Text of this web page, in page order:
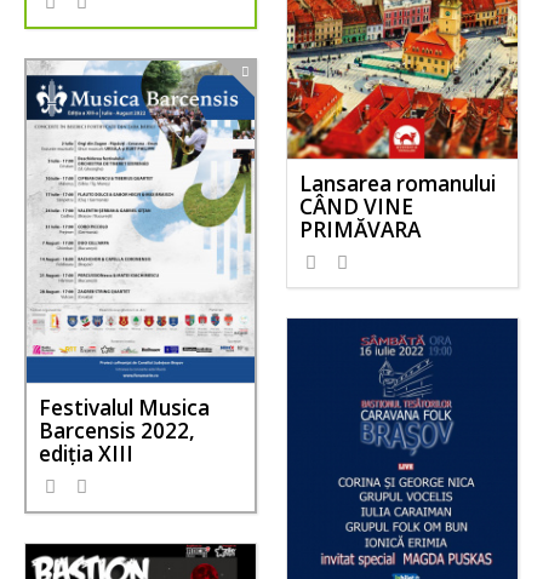
Lansarea romanului
CÂND VINE
PRIMĂVARA
Festivalul Musica
Barcensis 2022,
ediţia XIII